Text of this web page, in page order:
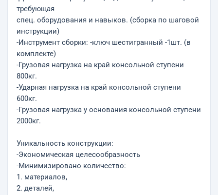
требующая
спец. оборудования и навыков. (сборка по шаговой
инструкции)
-Инструмент сборки: -ключ шестигранный -1шт. (в
комплекте)
-Грузовая нагрузка на край консольной ступени
800кг.
-Ударная нагрузка на край консольной ступени
600кг.
-Грузовая нагрузка у основания консольной ступени
2000кг.
Уникальность конструкции:
-Экономическая целесообразность
-Минимизировано количество:
1. материалов,
2. деталей,